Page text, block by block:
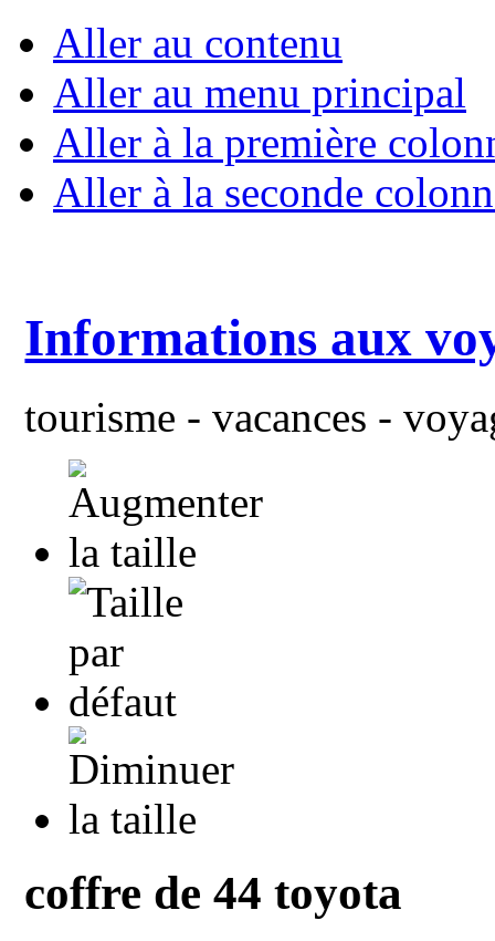
Aller au contenu
Aller au menu principal
Aller à la première
Aller à la seconde
Informations aux
tourisme - vacances -
coffre de 44 toyota